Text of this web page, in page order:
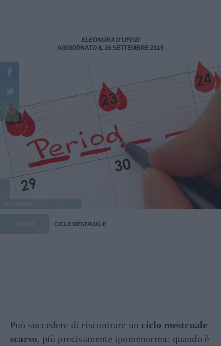
ELEONORA D'UFFIZI
AGGIORNATO IL 26 SETTEMBRE 2019
CICLO MESTRUALE
Può succedere di riscontrare un ciclo mestruale
scarso, più precisamente ipomenorrea: quando è